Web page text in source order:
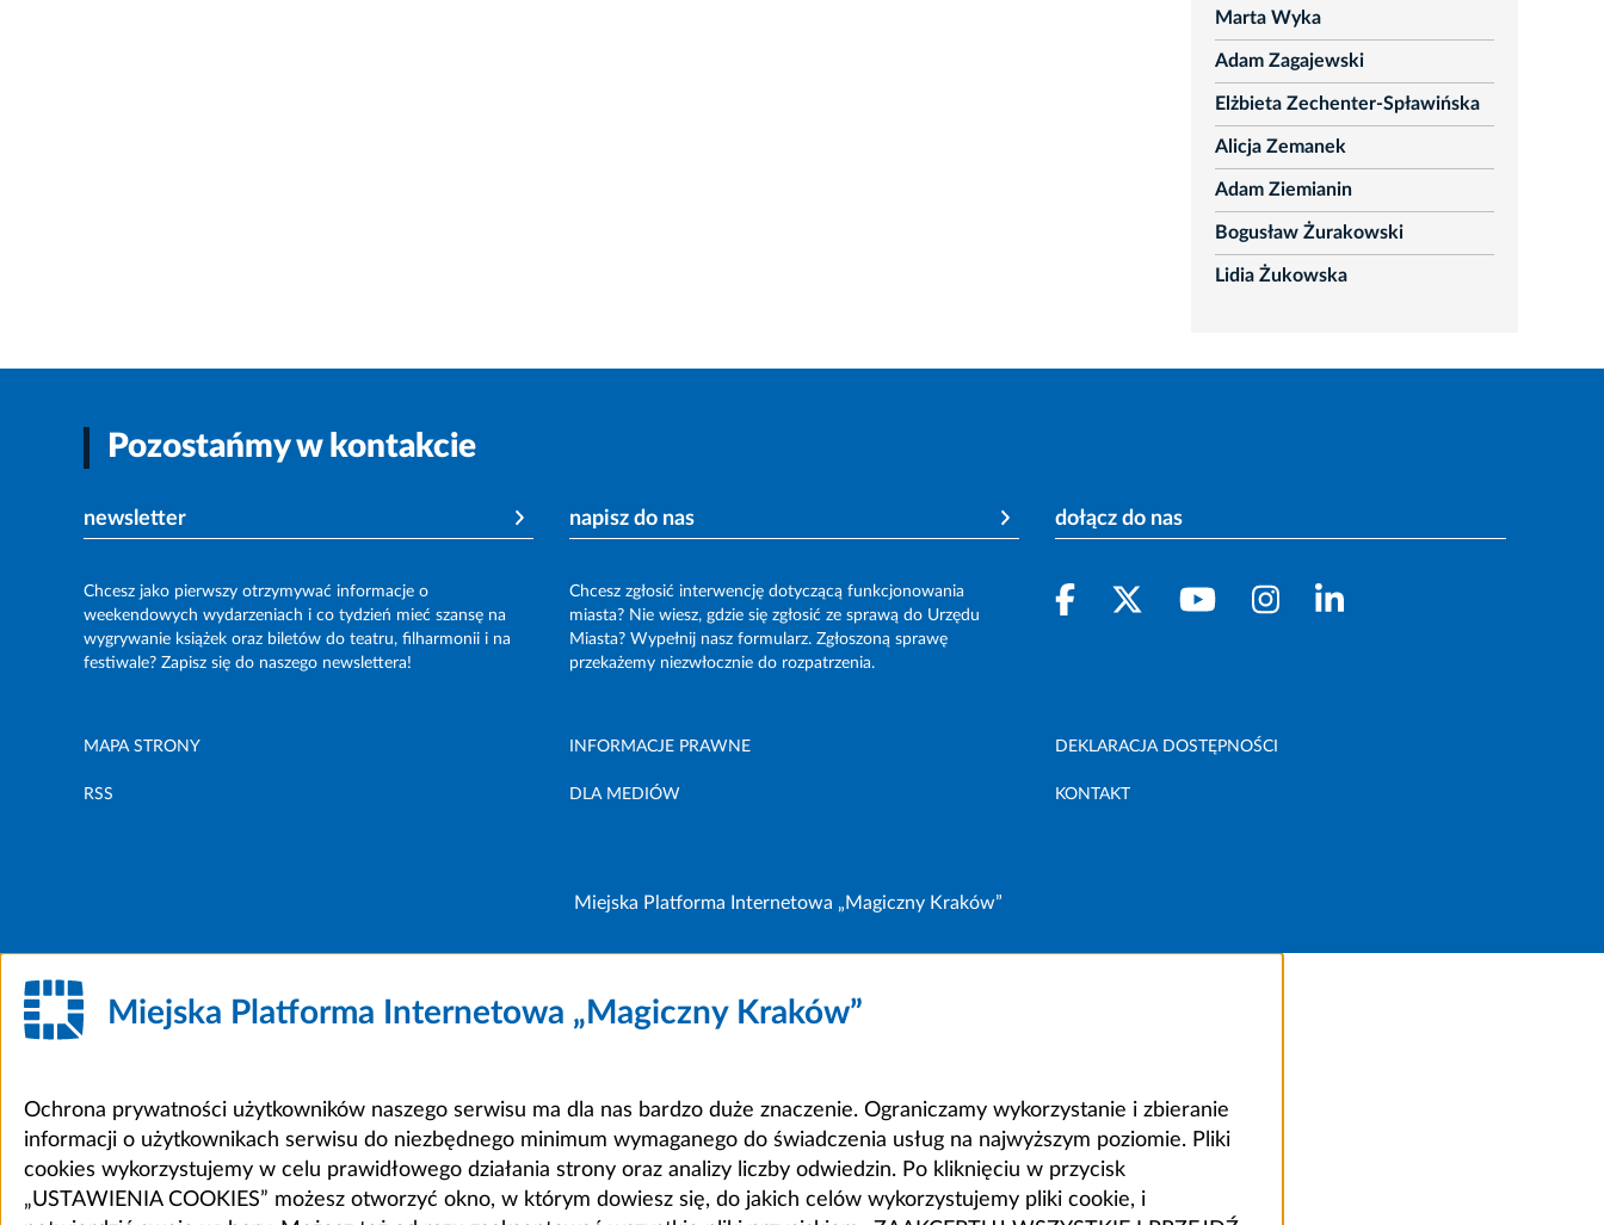
Marta Wyka
Adam Zagajewski
Elżbieta Zechenter-Spławińska
Alicja Zemanek
Adam Ziemianin
Bogusław Żurakowski
Lidia Żukowska
Pozostańmy w kontakcie
newsletter
Chcesz jako pierwszy otrzymywać informacje o
weekendowych wydarzeniach i co tydzień mieć szansę na
wygrywanie książek oraz biletów do teatru, filharmonii i na
festiwale? Zapisz się do naszego newslettera!
napisz do nas
Chcesz zgłosić interwencję dotyczącą funkcjonowania
miasta? Nie wiesz, gdzie się zgłosić ze sprawą do Urzędu
Miasta? Wypełnij nasz formularz. Zgłoszoną sprawę
przekażemy niezwłocznie do rozpatrzenia.
dołącz do nas
MAPA STRONY INFORMACJE PRAWNE DEKLARACJA DOSTĘPNOŚCI
RSS DLA MEDIÓW KONTAKT
Miejska Platforma Internetowa „Magiczny Kraków”
Miejska Platforma Internetowa „Magiczny Kraków”
Ochrona prywatności użytkowników naszego serwisu ma dla nas bardzo duże znaczenie. Ograniczamy wykorzystanie i zbieranie
informacji o użytkownikach serwisu do niezbędnego minimum wymaganego do świadczenia usług na najwyższym poziomie. Pliki
cookies wykorzystujemy w celu prawidłowego działania strony oraz analizy liczby odwiedzin. Po kliknięciu w przycisk
„USTAWIENIA COOKIES” możesz otworzyć okno, w którym dowiesz się, do jakich celów wykorzystujemy pliki cookie, i